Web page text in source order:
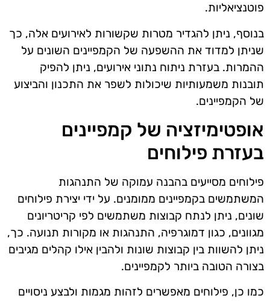
פוטנציאליות.
בנוסף, ניתן להגדיר מטרות שקשורות לאירועים אלה, כך
שניתן למדוד את ההשפעה של הקמפיינים השונים על
ההמרות. בעזרת ניתוח נתוני אירועים, ניתן להפיק
תובנות משמעותיות שיכולות לשפר את התכנון והביצוע
של הקמפיינים.
אופטימיזציה של קמפיינים
בעזרת פילוחים
פילוחים מסייעים בהבנה עמוקה של התנהגות
המשתמשים בקמפיינים ממומנים. על ידי יצירת פילוחים
שונים, ניתן לנתח קבוצות משתמשים לפי קריטריונים
מגוונים, כגון דמוגרפיה, התנהגות או מקורות תנועה. כך,
ניתן להשוות בין קבוצות שונות ולהבין אילו קהלים מגיבים
בצורה הטובה ביותר לקמפיינים.
כמו כן, פילוחים מאפשרים לזהות מגמות ולבצע ניסויים